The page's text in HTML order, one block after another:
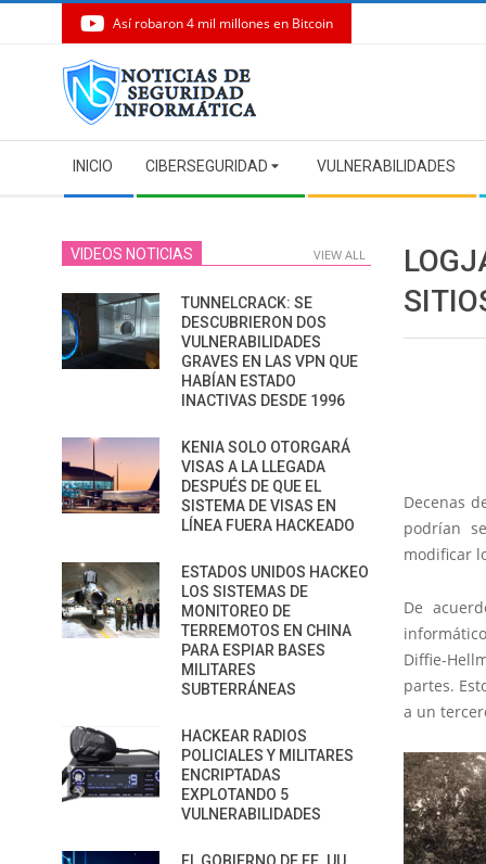
Así robaron 4 mil millones en Bitcoin
Navigation
Menu
INICIO CIBERSEGURIDAD VULNERABILIDADES
Decenas
podrían
modificar
De
Diffie-
partes.
a un
VIDEOS NOTICIAS VIEW ALL
TUNNELCRACK: SE
DESCUBRIERON DOS
VULNERABILIDADES
GRAVES EN LAS VPN QUE
HABÍAN ESTADO
INACTIVAS DESDE 1996
KENIA SOLO OTORGARÁ
VISAS A LA LLEGADA
DESPUÉS DE QUE EL
SISTEMA DE VISAS EN
LÍNEA FUERA HACKEADO
ESTADOS UNIDOS HACKEO
LOS SISTEMAS DE
MONITOREO DE
TERREMOTOS EN CHINA
PARA ESPIAR BASES
MILITARES
SUBTERRÁNEAS
HACKEAR RADIOS
POLICIALES Y MILITARES
ENCRIPTADAS
EXPLOTANDO 5
VULNERABILIDADES